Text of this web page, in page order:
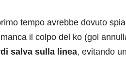
tempo avrebbe dovuto
il colpo del ko (gol
salva sulla linea, evitando